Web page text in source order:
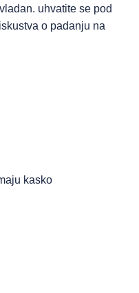
uhvatite se pod
o padanju na
kasko